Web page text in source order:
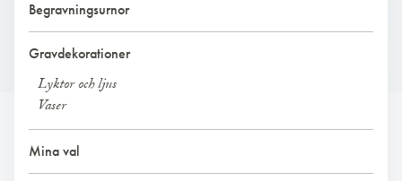
Begravningsurnor
Gravdekorationer
Lyktor och ljus
Vaser
Mina val